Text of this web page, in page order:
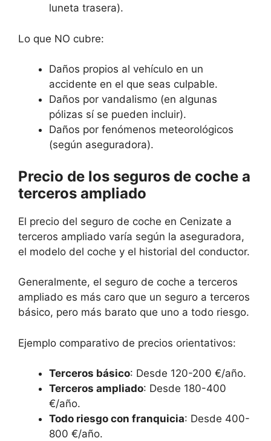
luneta trasera).
Lo que NO cubre:
Daños propios al vehículo en un
accidente en el que seas culpable.
Daños por vandalismo (en algunas
pólizas sí se pueden incluir).
Daños por fenómenos meteorológicos
(según aseguradora).
Precio de los seguros de coche a
terceros ampliado
El precio del seguro de coche en Cenizate a
terceros ampliado varía según la aseguradora,
el modelo del coche y el historial del conductor.
Generalmente, el seguro de coche a terceros
ampliado es más caro que un seguro a terceros
básico, pero más barato que uno a todo riesgo.
Ejemplo comparativo de precios orientativos:
Terceros básico: Desde 120-200 €/año.
Terceros ampliado: Desde 180-400
€/año.
Todo riesgo con franquicia: Desde 400-
800 €/año.